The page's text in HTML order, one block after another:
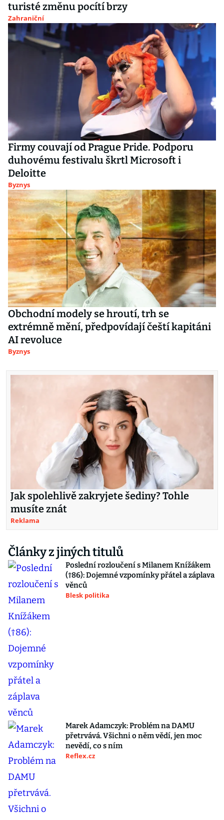
turisté změnu pocítí brzy
Zahraniční
Firmy couvají od Prague Pride. Podporu
duhovému festivalu škrtl Microsoft i
Deloitte
Byznys
Obchodní modely se hroutí, trh se
extrémně mění, předpovídají čeští kapitáni
AI revoluce
Byznys
Jak spolehlivě zakryjete šediny? Tohle
musíte znát
Reklama
Články z jiných titulů
Poslední rozloučení s Milanem Knížákem
(†86): Dojemné vzpomínky přátel a záplava
věnců
Blesk politika
Marek Adamczyk: Problém na DAMU
přetrvává. Všichni o něm vědí, jen moc
nevědí, co s ním
Reflex.cz